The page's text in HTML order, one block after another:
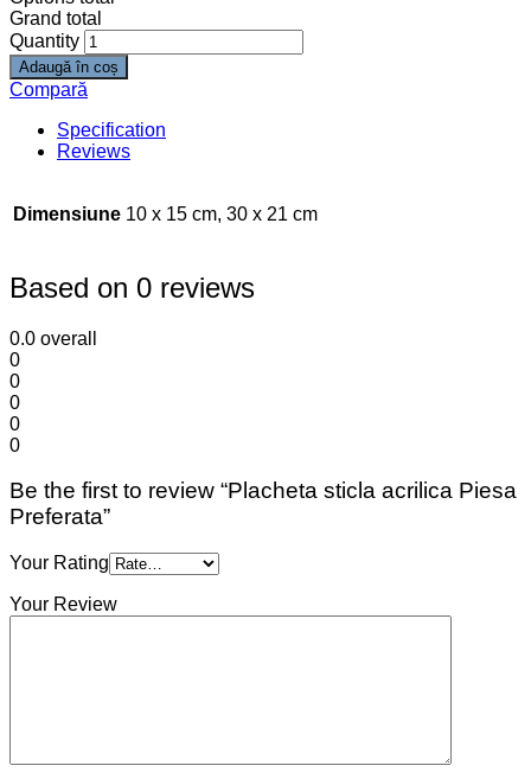
Grand total
Quantity
Adaugă în coș
Compară
Specification
Reviews
Dimensiune 10 x 15 cm, 30 x 21 cm
Based on 0 reviews
0.0 overall
0
0
0
0
0
Be the first to review “Placheta sticla acrilica Piesa
Preferata”
Your Rating
Your Review